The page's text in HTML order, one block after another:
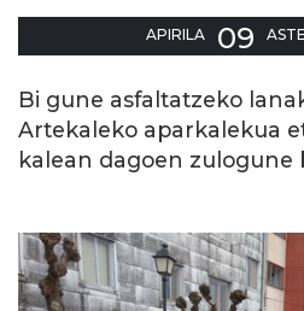
APIRILA 09
Bi gune asfaltatzeko
Artekaleko aparkalekua
kalean dagoen zulogune